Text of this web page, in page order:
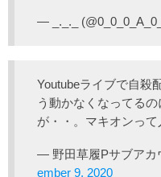
— _._._
Youtubeライブで自殺
う動かなくなってる
が・・。マキオンって
— 野田草履Pサブアカ
ember 9, 2020